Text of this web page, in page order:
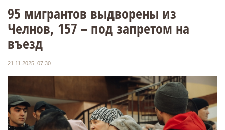
95 мигрантов выдворены из
Челнов, 157 – под запретом на
въезд
21.11.2025, 07:30